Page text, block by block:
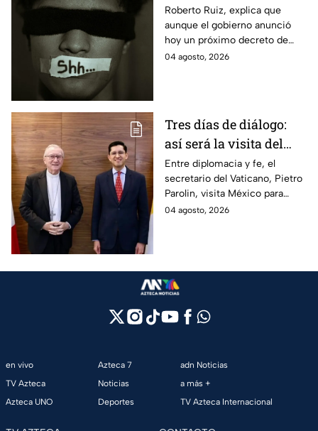
desde el poder a la
sociedad
Roberto Ruiz, explica que
aunque el gobierno anunció
hoy un próximo decreto de
transparencia, en los hechos
04 agosto, 2026
Tres días de diálogo:
así será la visita del
secretario del Vaticano
a México
Entre diplomacia y fe, el
secretario del Vaticano, Pietro
Parolin, visita México para
reunirse con autoridades y
04 agosto, 2026
en vivo
TV Azteca
Azteca UNO
Azteca 7
Noticias
Deportes
adn Noticias
a más +
TV Azteca Internacional